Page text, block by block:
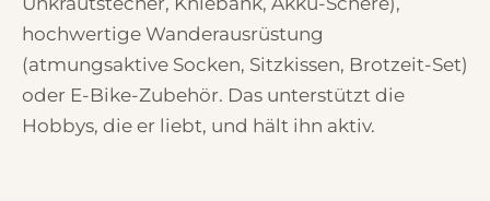
hochwertige Wanderausrüstung
(atmungsaktive Socken, Sitzkissen, Brotzeit-Set)
oder E-Bike-Zubehör. Das unterstützt die
Hobbys, die er liebt, und hält ihn aktiv.